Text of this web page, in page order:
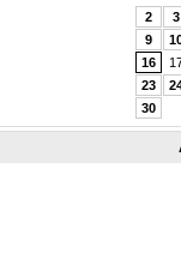
2
3
9
16
23
30